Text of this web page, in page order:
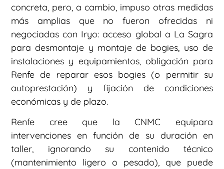
concreta, pero, a cambio, impuso otras medidas
más amplias que no fueron ofrecidas ni
negociadas con Iryo: acceso global a La Sagra
para desmontaje y montaje de bogies, uso de
instalaciones y equipamientos, obligación para
Renfe de reparar esos bogies (o permitir su
autoprestación) y fijación de condiciones
económicas y de plazo.
Renfe cree que la CNMC equipara
intervenciones en función de su duración en
taller, ignorando su contenido técnico
(mantenimiento ligero o pesado), que puede